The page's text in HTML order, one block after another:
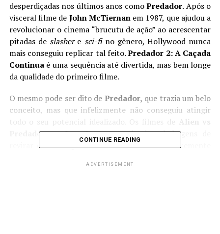
desperdiçadas nos últimos anos comoPredador. Após o
visceral filme de John McTiernanem 1987, que ajudou a
revolucionar o cinema “brucutu de ação” ao acrescentar
pitadas de slashere sci-fino gênero, Hollywood nunca
mais conseguiu replicar tal feito.Predador 2: A Caçada
Continua é uma sequência até divertida, mas bem longe
da qualidade do primeiro filme.
O mesmo pode ser dito de Predador, que trazia um belo
conceito, mas que infelizmente não conseguiu atingir
Predador, então, não passam de duas bobagens de
revirar o estomago de tão ruins, e mais recentemente
do alienígena caçador, entregando o seu péssimo reboot
CONTINUE READING
ADVERTISEMENT